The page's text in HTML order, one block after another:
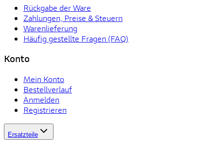
Rückgabe der Ware
Zahlungen, Preise & Steuern
Warenlieferung
Häufig gestellte Fragen (FAQ)
Konto
Mein Konto
Bestellverlauf
Anmelden
Registrieren
Ersatzteile